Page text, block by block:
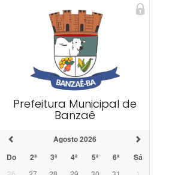
Prefeitura Municipal de
Banzaê
Agosto 2026
Do
2ª 3ª 4ª 5ª 6ª Sá